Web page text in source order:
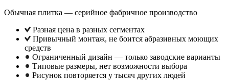
Обычная плитка — серийное фабричное производство
Разная цена в разных сегментах
Привычный монтаж, не боится абразивных моющих
средств
Ограниченный дизайн — только заводские варианты
Типовые размеры, нет возможности выбора
Рисунок повторяется у тысяч других людей